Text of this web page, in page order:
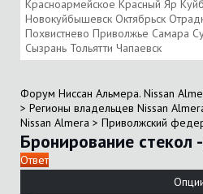
Красноармейское Красный Яр
Новокуйбышевск Октябрьск
Похвистнево Приволжье Самара
Сызрань Тольятти Чапаевск
Форум Ниссан Альмера. Nissan
> Регионы владельцев Nissan
Nissan Almera > Приволжский
Бронирование стекол
Ответ